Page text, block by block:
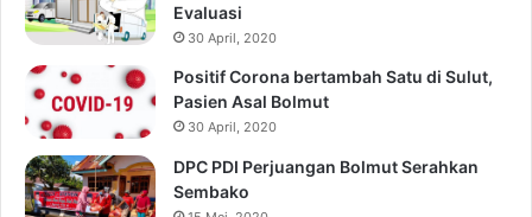
Evaluasi
30 April, 2020
Positif Corona bertambah Satu di Sulut,
Pasien Asal Bolmut
30 April, 2020
DPC PDI Perjuangan Bolmut Serahkan
Sembako